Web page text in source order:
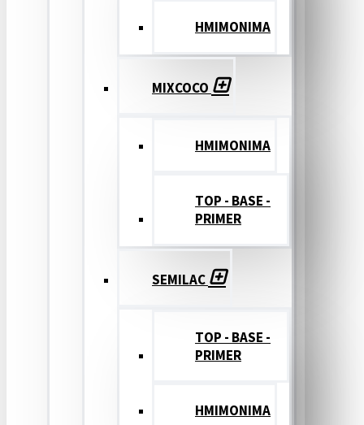
ΗΜΙΜΟΝΙΜΑ
MIXCOCO
HMIMONIMA
TOP - BASE -
PRIMER
SEMILAC
TOP - BASE -
PRIMER
ΗΜΙΜΟΝΙΜΑ